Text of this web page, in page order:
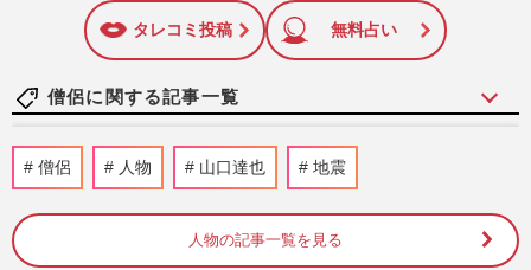
に追加
タレコミ投稿 無料占い
僧侶に関する記事一覧
漫画家で僧侶の悟東あすかさん「どんな出
来事も幸福の種」夫が修行に反対する中、
週刊女性2026年4月7日・14日号 2026/4/5
僧侶 人物 山口達也 地震
人物の記事一覧を見る